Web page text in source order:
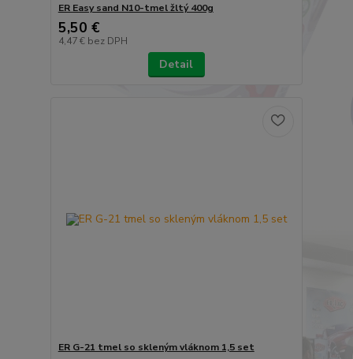
ER Easy sand N10-tmel žltý 400g
5,50 €
4,47 € bez DPH
Detail
ER G-21 tmel so skleným vláknom 1,5 set